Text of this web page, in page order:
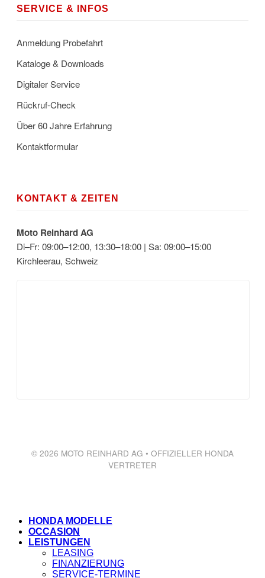
SERVICE & INFOS
Anmeldung Probefahrt
Kataloge & Downloads
Digitaler Service
Rückruf-Check
Über 60 Jahre Erfahrung
Kontaktformular
KONTAKT & ZEITEN
Moto Reinhard AG
Di–Fr: 09:00–12:00, 13:30–18:00 | Sa: 09:00–15:00
Kirchleerau, Schweiz
© 2026 MOTO REINHARD AG • OFFIZIELLER HONDA
VERTRETER
HONDA MODELLE
OCCASION
LEISTUNGEN
LEASING
FINANZIERUNG
SERVICE-TERMINE